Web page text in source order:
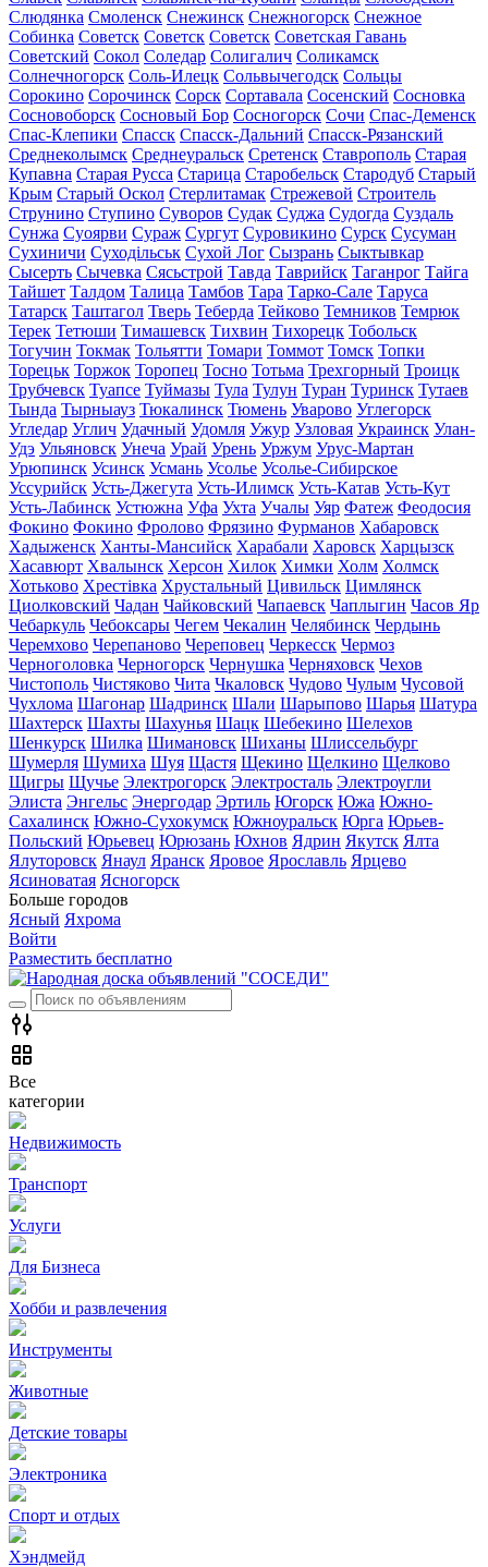
Слюдянка Смоленск Снежинск Снежногорск Снежное
Собинка Советск Советск Советск Советская Гавань
Советский Сокол Соледар Солигалич Соликамск
Солнечногорск Соль-Илецк Сольвычегодск Сольцы
Сорокино Сорочинск Сорск Сортавала Сосенский Сосновка
Сосновоборск Сосновый Бор Сосногорск Сочи Спас-Деменск
Спас-Клепики Спасск Спасск-Дальний Спасск-Рязанский
Среднеколымск Среднеуральск Сретенск Ставрополь Старая
Купавна Старая Русса Старица Старобельск Стародуб Старый
Крым Старый Оскол Стерлитамак Стрежевой Строитель
Струнино Ступино Суворов Судак Суджа Судогда Суздаль
Сунжа Суоярви Сураж Сургут Суровикино Сурск Сусуман
Сухиничи Суходільськ Сухой Лог Сызрань Сыктывкар
Сысерть Сычевка Сясьстрой Тавда Таврийск Таганрог Тайга
Тайшет Талдом Талица Тамбов Тара Тарко-Сале Таруса
Татарск Таштагол Тверь Теберда Тейково Темников Темрюк
Терек Тетюши Тимашевск Тихвин Тихорецк Тобольск
Тогучин Токмак Тольятти Томари Томмот Томск Топки
Торецьк Торжок Торопец Тосно Тотьма Трехгорный Троицк
Трубчевск Туапсе Туймазы Тула Тулун Туран Туринск Тутаев
Тында Тырныауз Тюкалинск Тюмень Уварово Углегорск
Угледар Углич Удачный Удомля Ужур Узловая Украинск Улан-
Удэ Ульяновск Унеча Урай Урень Уржум Урус-Мартан
Урюпинск Усинск Усмань Усолье Усолье-Сибирское
Уссурийск Усть-Джегута Усть-Илимск Усть-Катав Усть-Кут
Усть-Лабинск Устюжна Уфа Ухта Учалы Уяр Фатеж Феодосия
Фокино Фокино Фролово Фрязино Фурманов Хабаровск
Хадыженск Ханты-Мансийск Харабали Харовск Харцызск
Хасавюрт Хвалынск Херсон Хилок Химки Холм Холмск
Хотьково Хрестівка Хрустальный Цивильск Цимлянск
Циолковский Чадан Чайковский Чапаевск Чаплыгин Часов Яр
Чебаркуль Чебоксары Чегем Чекалин Челябинск Чердынь
Черемхово Черепаново Череповец Черкесск Чермоз
Черноголовка Черногорск Чернушка Черняховск Чехов
Чистополь Чистяково Чита Чкаловск Чудово Чулым Чусовой
Чухлома Шагонар Шадринск Шали Шарыпово Шарья Шатура
Шахтерск Шахты Шахунья Шацк Шебекино Шелехов
Шенкурск Шилка Шимановск Шиханы Шлиссельбург
Шумерля Шумиха Шуя Щастя Щекино Щелкино Щелково
Щигры Щучье Электрогорск Электросталь Электроугли
Элиста Энгельс Энергодар Эртиль Югорск Южа Южно-
Сахалинск Южно-Сухокумск Южноуральск Юрга Юрьев-
Польский Юрьевец Юрюзань Юхнов Ядрин Якутск Ялта
Ялуторовск Янаул Яранск Яровое Ярославль Ярцево
Ясиноватая Ясногорск
Больше городов
Ясный Яхрома
Войти
Разместить бесплатно
Все
категории
Недвижимость
Транспорт
Услуги
Для Бизнеса
Хобби и развлечения
Инструменты
Животные
Детские товары
Электроника
Спорт и отдых
Хэндмейд